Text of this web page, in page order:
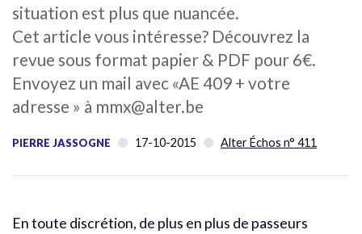
situation est plus que nuancée.
Cet article vous intéresse? Découvrez la
revue sous format papier & PDF pour 6€.
Envoyez un mail avec «AE 409 + votre
adresse » à mmx@alter.be
PIERRE JASSOGNE 17-10-2015 Alter Échos n° 411
En toute discrétion, de plus en plus de passeurs